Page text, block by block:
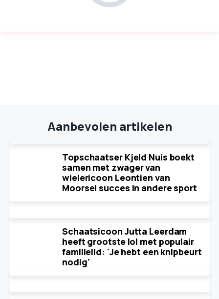
Aanbevolen artikelen
Topschaatser Kjeld Nuis boekt
samen met zwager van
wielericoon Leontien van
Moorsel succes in andere sport
Schaatsicoon Jutta Leerdam
heeft grootste lol met populair
familielid: 'Je hebt een knipbeurt
nodig'